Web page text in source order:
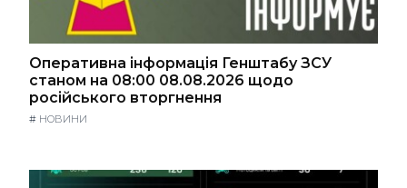
Оперативна інформація Генштабу ЗСУ
станом на 08:00 08.08.2026 щодо
російського вторгнення
# НОВИНИ